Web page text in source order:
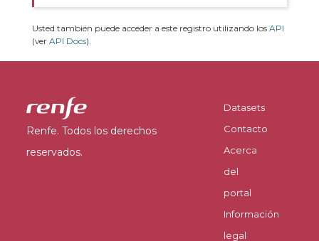
Usted también puede acceder a este registro utilizando los API
(ver API Docs).
Renfe. Todos los derechos
reservados.
Datasets
Contacto
Acerca
del
portal
Información
legal